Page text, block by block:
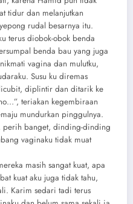
tidur dan melanjutkan
rudal besarnya itu.
terus diobok-obok benda
benda bau yang juga
vagina dan mulutku,
Susu ku diremas
diplintir dan ditarik ke
teriakan kegembiraan
mundurkan pinggulnya.
perih banget, dinding-dinding
vaginaku tidak muat
masih sangat kuat, apa
kuat aku juga tidak tahu,
Karim sedari tadi terus